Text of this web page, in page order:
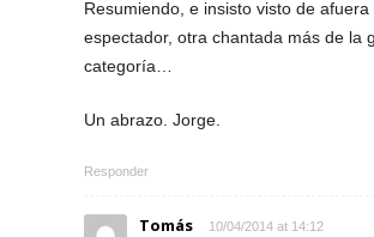
Resumiendo, e insisto visto de
espectador, otra chantada más de la
categoría…
Un abrazo. Jorge.
Responder
Tomás 10/04/2014 at 14:12